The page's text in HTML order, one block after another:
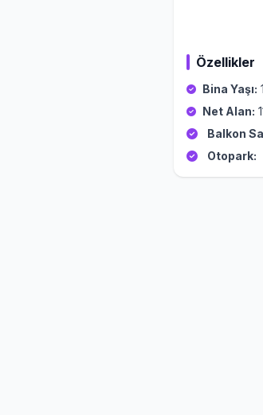
Özellikler
Bina Yaşı:
Net Alan:
Balkon
Otopark: